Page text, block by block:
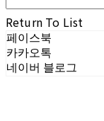
Return To List
페이스북
카카오톡
네이버 블로그